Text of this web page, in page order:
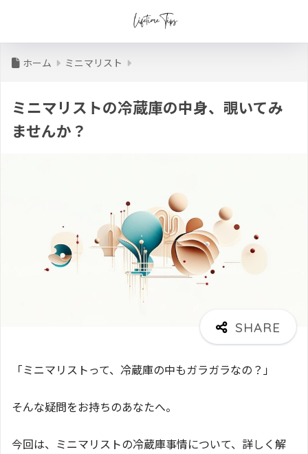
ホーム ミニマリスト
ミニマリストの冷蔵庫の中身、覗いてみ
ませんか？
「ミニマリストって、冷蔵庫の中もガラガラなの？」
そんな疑問をお持ちのあなたへ。
今回は、ミニマリストの冷蔵庫事情について、詳しく解